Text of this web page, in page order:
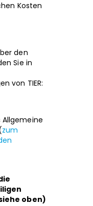
Kosten
den
Sie in
von TIER:
Allgemeine
zum
oben)